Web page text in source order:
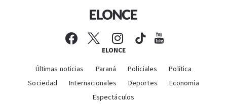
ELONCE
Últimas noticias Paraná Policiales
Política
Sociedad
Internacionales Deportes
Economía
Espectáculos